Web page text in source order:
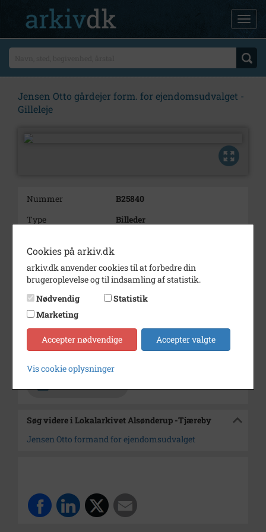
Jensen Otto gårdejer form. for ejendomsudvalget -
Gilleleje
Nummer
B25840
Type
Billeder
Toftegårdsvej 2 Bakkebjerg
Årstal
1977
Dateringsnote
11/2 1977
Fotograf
Jørgen Rubæk Hansen
Arkiv
Lokalarkivet Alsønderup -
Søg videre i Lokalarkivet Alsønderup -Tjæreby
Jensen Otto formand for ejendomsudvalget
Cookies på arkiv.dk
arkiv.dk anvender cookies til at forbedre din
brugeroplevelse og til indsamling af statistik.
Nødvendig
Statistik
Marketing
Accepter nødvendige Accepter valgte
Vis cookie oplysninger